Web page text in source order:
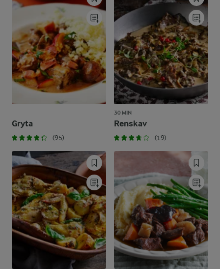
Gryta
(95)
30 MIN
Renskav
(19)